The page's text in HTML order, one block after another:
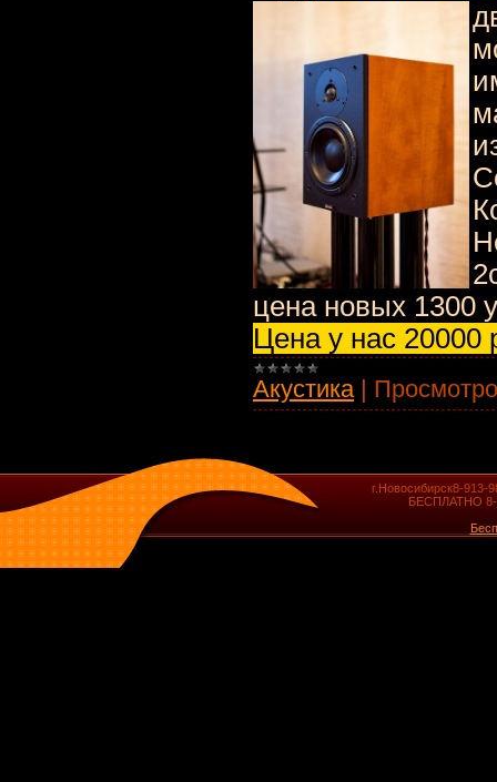
цена новых 1300
Цена у нас 20000
Акустика|
г.Новосибирск8-913-
БЕСПЛАТНО 8-